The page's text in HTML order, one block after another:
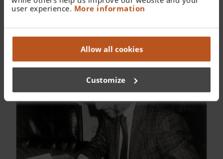
user experience. More information
Allow all cookies
Customize
1986